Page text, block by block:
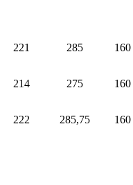
221 285 160
214 275 160
222 285,75 160